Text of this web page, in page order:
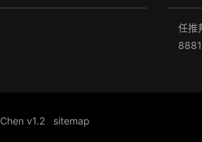
任推
Chen v1.2 sitemap